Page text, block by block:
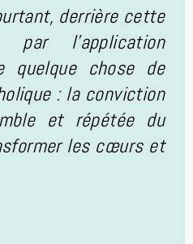
derrière cette
par l’application
quelque chose de
: la conviction
et répétée du
les cœurs et